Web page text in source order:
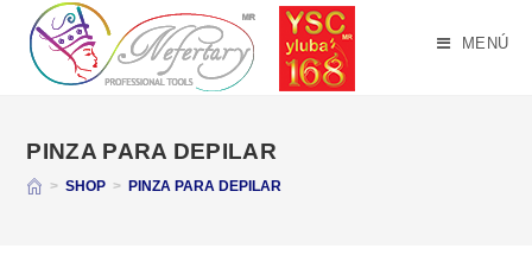
contenido
MENÚ
PINZA PARA DEPILAR
> SHOP > PINZA PARA DEPILAR